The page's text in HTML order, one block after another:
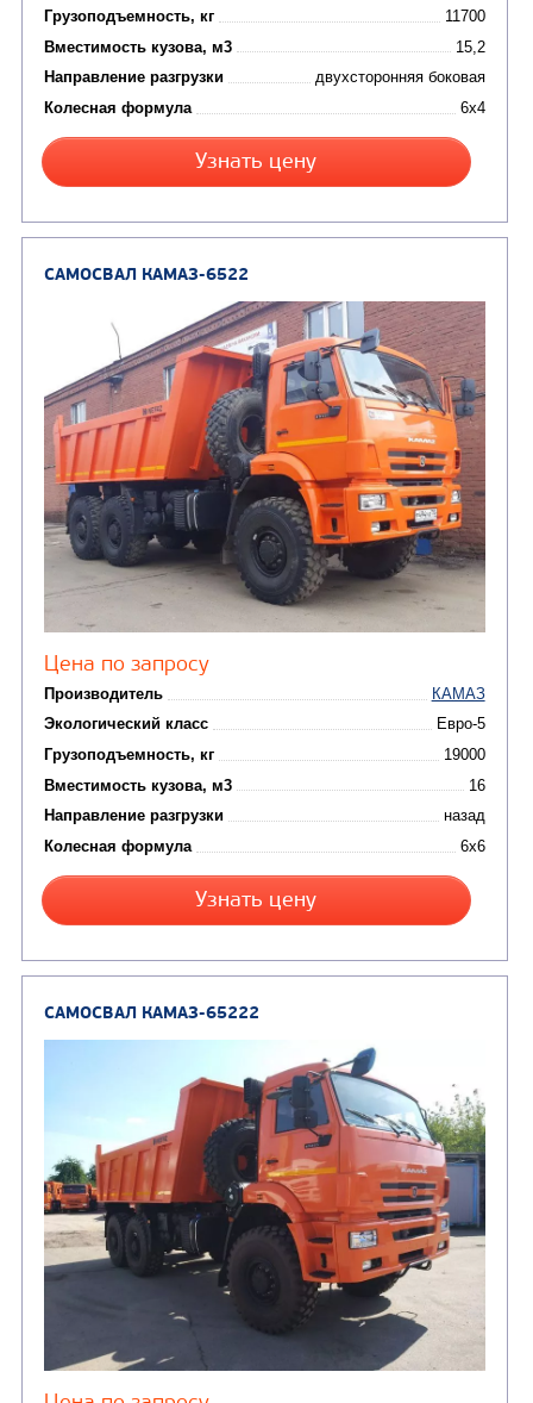
Цена по запросу
Производитель
Экологический класс
Грузоподъемность, кг
Направление разгрузки
Колесная формула
Узнать цену
САМОСВАЛ КАМАЗ-6522